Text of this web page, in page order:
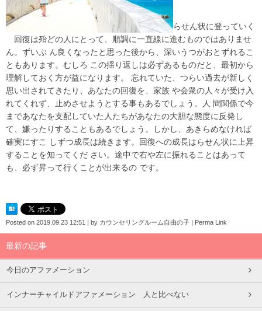
らせん状に登っていく
回復は殆どの人にとって、順調に一直線に進むものではありませ
ん。ずいぶ ん良くなったと思った後から、深いうつがおとずれるこ
ともあります。むしろ この揺り返しは必ずあるものだと、最初から
理解しておく方が益になります。 忘れていた、つらい過去が新しく
思い出されてきたり、あなたの回復を、家族 や会衆の人々が受け入
れてくれず、止めさせようとする事もあるでしょう。人 間関係で今
まであなたを支配していた人たちがあなたの大胆な態度に反発し
て、嫌ったりすることもあるでしょう。しかし、あきらめなければ
確実にすこ しずつ成長は続きます。回復への成長はらせん状に上昇
することを知ってくだ さい。途中で右や左に振れることはあって
も、必ず昇って行くことが出来るの です。
Posted on 2019.09.23 12:51 | by カウンセリングルーム自由の子 | Perma Link
最新の記事
今日のアファメーション
インナーチャイルドアファメーション 人と比べない